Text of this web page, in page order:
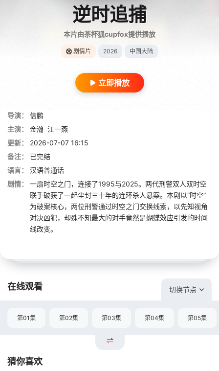
逆时追捕
本片由茶杯狐cupfox提供播放
剧情片 2026 中国大陆
立即播放
导演：
信鹏
主演：
金瀚 江一燕
更新：
2026-07-07 16:15
备注：
已完结
语言：
汉语普通话
剧情：
一扇时空之门，连接了1995与2025。两代刑警双人双时空
联手破获了一起尘封三十年的连环杀人悬案。本剧以“时空”
为破案核心，两位刑警通过时空之门交换线索，以先知视角
对决凶犯，却殊不知最大的对手竟然是蝴蝶效应引发的时间
线改变。
在线观看 切换节点
第01集 第02集 第03集 第04集 第05集
猜你喜欢